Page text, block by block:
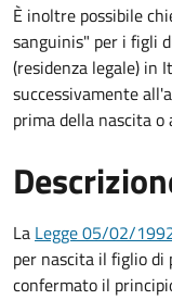
È inoltre possibile
sanguinis" per i figli
(residenza legale) in
successivamente
prima della nascita o
La Legge 05/02/
per nascita il figlio di
confermato il